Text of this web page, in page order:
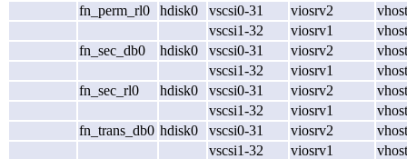
fn_perm_rl0
hdisk0 vscsi0-31 viosrv2
vscsi1-32
viosrv1
fn_sec_db0
hdisk0 vscsi0-31 viosrv2
vscsi1-32
viosrv1
fn_sec_rl0
hdisk0 vscsi0-31 viosrv2
vscsi1-32
viosrv1
fn_trans_db0 hdisk0 vscsi0-31 viosrv2
vscsi1-32
viosrv1